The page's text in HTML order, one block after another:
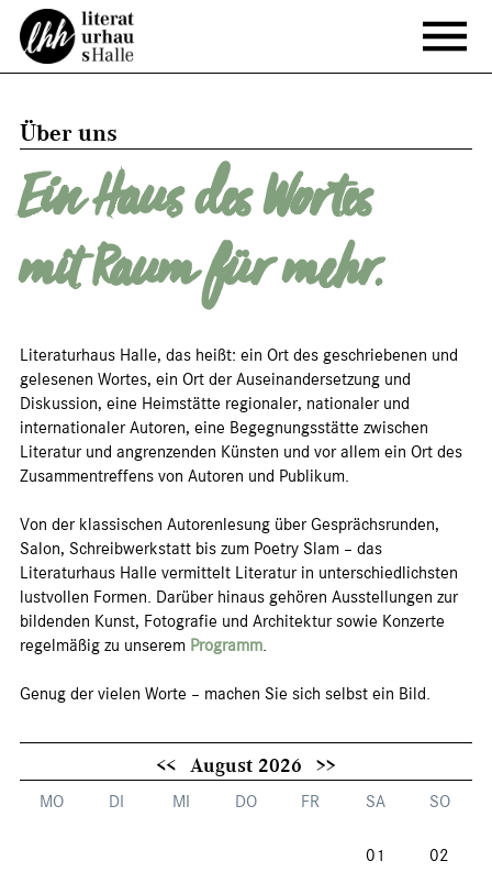
Über uns
Ein Haus des Wortes
mit Raum für mehr.
Literaturhaus Halle, das heißt: ein Ort des geschriebenen und
gelesenen Wortes, ein Ort der Auseinandersetzung und
Diskussion, eine Heimstätte regionaler, nationaler und
internationaler Autoren, eine Begegnungsstätte zwischen
Literatur und angrenzenden Künsten und vor allem ein Ort des
Zusammentreffens von Autoren und Publikum.
Von der klassischen Autorenlesung über Gesprächsrunden,
Salon, Schreibwerkstatt bis zum Poetry Slam – das
Literaturhaus Halle vermittelt Literatur in unterschiedlichsten
lustvollen Formen. Darüber hinaus gehören Ausstellungen zur
bildenden Kunst, Fotografie und Architektur sowie Konzerte
regelmäßig zu unserem Programm.
Genug der vielen Worte – machen Sie sich selbst ein Bild.
<< August 2026 >>
MO DI MI DO FR SA SO
01 02